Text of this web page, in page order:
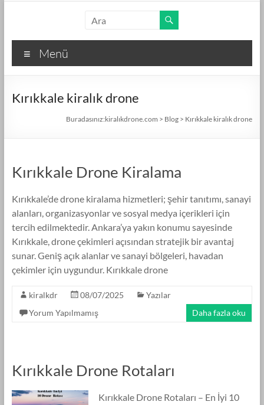
kiralıkdrone.com
Kolay
Kiralama
Menü
Kırıkkale kiralık drone
Buradasınız:kiralıkdrone.com > Blog > Kırıkkale kiralık drone
Kırıkkale Drone Kiralama
Kırıkkale’de drone kiralama hizmetleri; şehir tanıtımı, sanayi
alanları, organizasyonlar ve sosyal medya içerikleri için
tercih edilmektedir. Ankara’ya yakın konumu sayesinde
Kırıkkale, drone çekimleri açısından stratejik bir avantaj
sunar. Geniş açık alanlar ve sanayi bölgeleri, havadan
çekimler için uygundur. Kırıkkale drone
kiralkdr 08/07/2025
Yazılar
Yorum Yapılmamış
Daha fazla oku
Kırıkkale Drone Rotaları
Kırıkkale Drone Rotaları – En İyi 10